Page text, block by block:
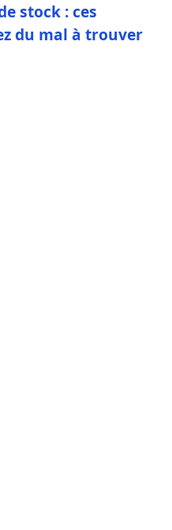
stock : ces
du mal à trouver